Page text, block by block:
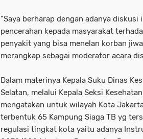
"Saya berharap dengan adanya diskusi
pencerahan kepada masyarakat
penyakit yang bisa menelan korban
merangkap sebagai moderator acara
Dalam materinya Kepala Suku Dinas
Selatan, melalui Kepala Seksi
mengatakan untuk wilayah Kota
terbentuk 65 Kampung Siaga TB yg
regulasi tingkat kota yaitu adanya